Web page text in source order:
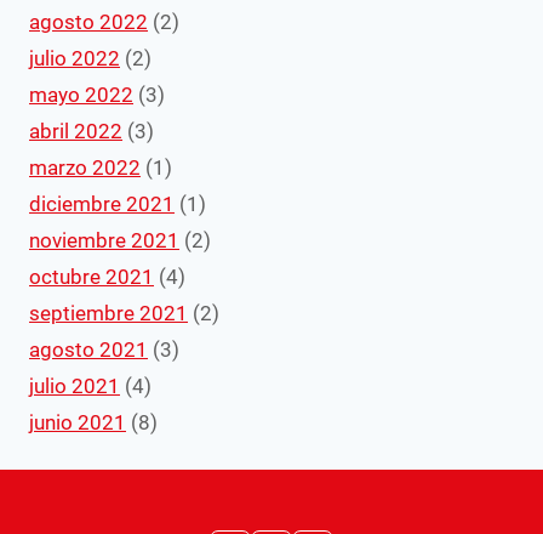
agosto 2022 (2)
julio 2022 (2)
mayo 2022 (3)
abril 2022 (3)
marzo 2022 (1)
diciembre 2021 (1)
noviembre 2021 (2)
octubre 2021 (4)
septiembre 2021 (2)
agosto 2021 (3)
julio 2021 (4)
junio 2021 (8)